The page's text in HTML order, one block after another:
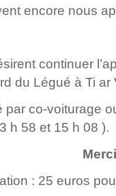
encore nous
continuer
du Légué à Ti ar
par co-voiturage
h 58 et 15 h 08 ).
: 25 euros